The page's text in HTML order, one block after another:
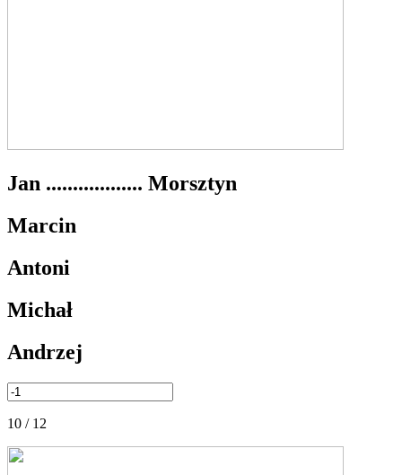
Jan .................. Morsztyn
Marcin
Antoni
Michał
Andrzej
10 / 12